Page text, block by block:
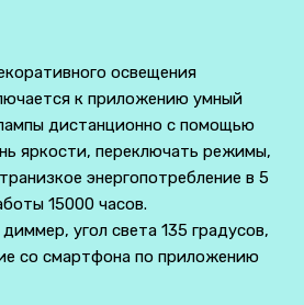
освещения
к приложению умный
дистанционно с помощью
яркости, переключать режимы,
энергопотребление в 5
15000 часов.
угол света 135 градусов,
со смартфона по приложению